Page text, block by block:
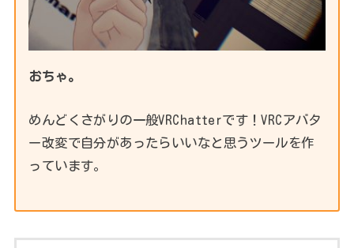
おちゃ。
めんどくさがりの一般VRChatterです！VRCアバタ
ー改変で自分があったらいいなと思うツールを作
っています。